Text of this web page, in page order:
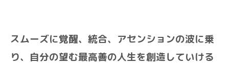
スムーズに覚醒、統合、アセンションの波に乗
り、自分の望む最高善の人生を創造していける